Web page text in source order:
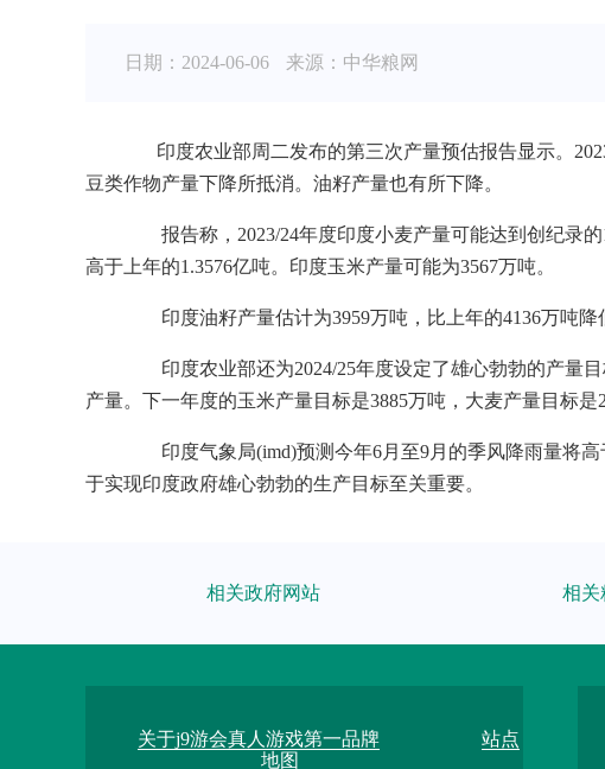
日期：2024-06-06 来源：中华粮网
印度农业部周二发布的第三次产量预估报告显示。
豆类作物产量下降所抵消。油籽产量也有所下降。
报告称，2023/24年度印度小麦产量可能达到创纪录的
高于上年的1.3576亿吨。印度玉米产量可能为3567万吨。
印度油籽产量估计为3959万吨，比上年的4136万吨降
印度农业部还为2024/25年度设定了雄心勃勃的产量目
产量。下一年度的玉米产量目标是3885万吨，大麦产量目标是
印度气象局(imd)预测今年6月至9月的季风降雨量将高
于实现印度政府雄心勃勃的生产目标至关重要。
相关政府网站 相关
关于j9游会真人游戏第一品牌
站点
地图